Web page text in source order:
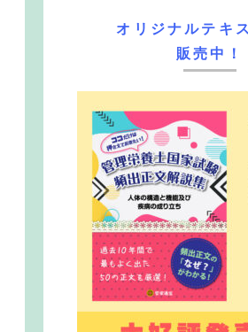
オリジナルテキ
販売中！